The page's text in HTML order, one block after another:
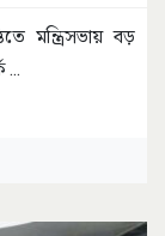
মন্ত্রিসভায় বড়
...